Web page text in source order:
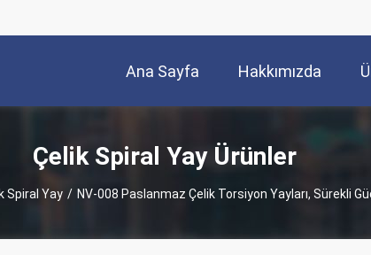
Ana Sayfa Hakkımızda
Çelik Spiral Yay Ürünler
Spiral Yay / NV-008 Paslanmaz Çelik Torsiyon Yayları, Sürekli